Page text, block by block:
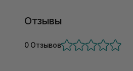
Отзывы
0 Отзывов